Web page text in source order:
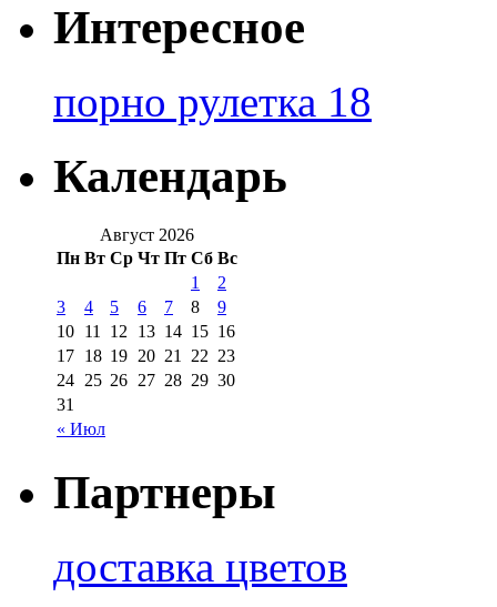
Интересное
порно рулетка 18
Календарь
Август 2026
Пн Вт Ср Чт Пт Сб Вс
« Июл
1
2
3
4 5 6 7 8
9
10 11 12 13 14 15 16
17 18 19 20 21 22 23
24 25 26 27 28 29 30
31
Партнеры
доставка цветов